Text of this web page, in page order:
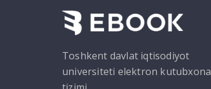
Toshkent davlat iqtisodiyot
universiteti elektron kutubxona